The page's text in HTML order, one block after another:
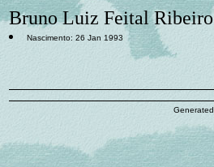
Bruno Luiz Feital Ribeiro
Nascimento: 26 Jan 1993